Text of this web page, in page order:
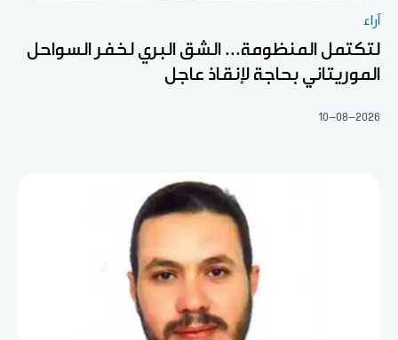
آراء
لتكتمل المنظومة... الشق البري لخفر السواحل
الموريتاني بحاجة لإنقاذ عاجل
10-08-2026